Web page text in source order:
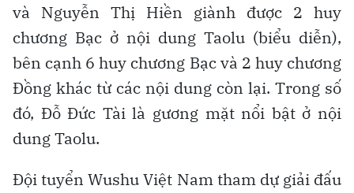
và Nguyễn Thị Hiền giành được 2 huy
chương Bạc ở nội dung Taolu (biểu diễn),
bên cạnh 6 huy chương Bạc và 2 huy chương
Đồng khác từ các nội dung còn lại. Trong số
đó, Đỗ Đức Tài là gương mặt nổi bật ở nội
dung Taolu.
Đội tuyển Wushu Việt Nam tham dự giải đấu